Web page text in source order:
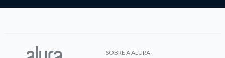
SOBRE A ALURA